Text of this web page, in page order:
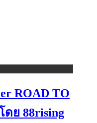
ROAD TO
ย 88rising